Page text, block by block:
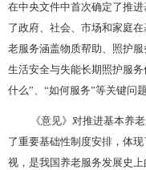
在中央文件中首次确定了推
了政府、社会、市场和家庭
老服务涵盖物质帮助、照护
生活安全与失能长期照护服
什么”、“如何服务”等关键问题
《意见》对推进基本养
了重要基础性制度安排，体
视，是我国养老服务发展史